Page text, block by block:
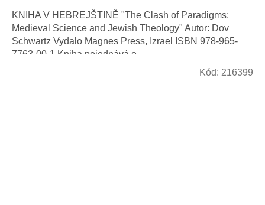
KNIHA V HEBREJŠTINĚ "The Clash of Paradigms:
Medieval Science and Jewish Theology" Autor: Dov
Schwartz Vydalo Magnes Press, Izrael ISBN 978-965-
7763-00-1 Kniha pojednává o...
Kód: 216399